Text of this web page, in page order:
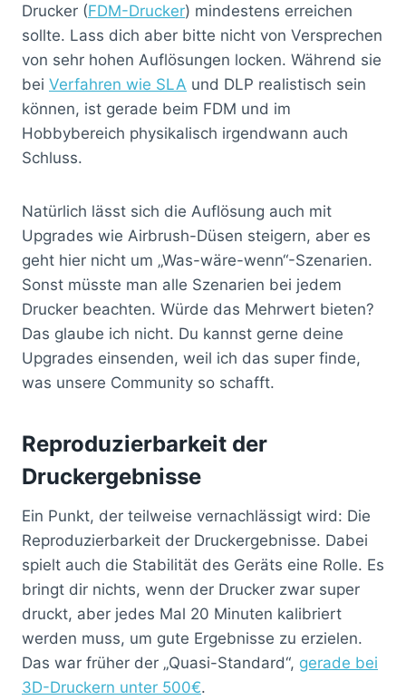
Drucker (FDM-Drucker) mindestens erreichen
sollte. Lass dich aber bitte nicht von Versprechen
von sehr hohen Auflösungen locken. Während sie
bei Verfahren wie SLA und DLP realistisch sein
können, ist gerade beim FDM und im
Hobbybereich physikalisch irgendwann auch
Schluss.
Natürlich lässt sich die Auflösung auch mit
Upgrades wie Airbrush-Düsen steigern, aber es
geht hier nicht um „Was-wäre-wenn“-Szenarien.
Sonst müsste man alle Szenarien bei jedem
Drucker beachten. Würde das Mehrwert bieten?
Das glaube ich nicht. Du kannst gerne deine
Upgrades einsenden, weil ich das super finde,
was unsere Community so schafft.
Reproduzierbarkeit der
Druckergebnisse
Ein Punkt, der teilweise vernachlässigt wird: Die
Reproduzierbarkeit der Druckergebnisse. Dabei
spielt auch die Stabilität des Geräts eine Rolle. Es
bringt dir nichts, wenn der Drucker zwar super
druckt, aber jedes Mal 20 Minuten kalibriert
werden muss, um gute Ergebnisse zu erzielen.
Das war früher der „Quasi-Standard“, gerade bei
3D-Druckern unter 500€.